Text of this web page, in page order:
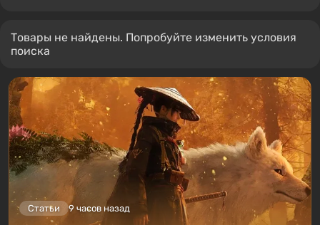
Товары не найдены. Попробуйте изменить условия
поиска
Статьи 9 часов назад